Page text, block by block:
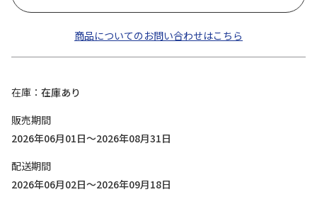
商品についてのお問い合わせはこちら
在庫
在庫あり
販売期間
2026年06月01日～2026年08月31日
配送期間
2026年06月02日～2026年09月18日